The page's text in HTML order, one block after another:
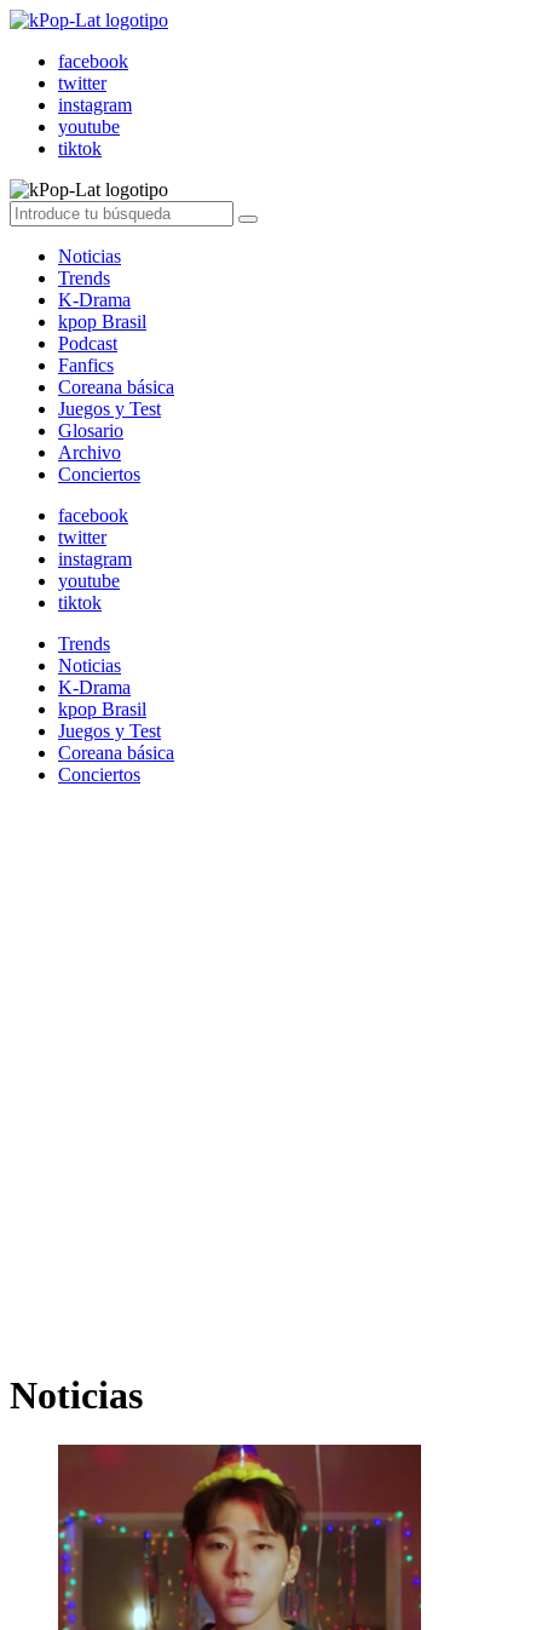
facebook
twitter
instagram
youtube
tiktok
Noticias
Trends
K-Drama
kpop Brasil
Podcast
Fanfics
Coreana básica
Juegos y Test
Glosario
Archivo
Conciertos
facebook
twitter
instagram
youtube
tiktok
Trends
Noticias
K-Drama
kpop Brasil
Juegos y Test
Coreana básica
Conciertos
Noticias